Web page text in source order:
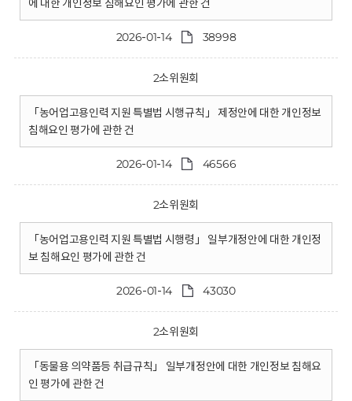
에 대한 개인정보 침해요인 평가에 관한 건
2026-01-14 38998
2소위원회
「농어업고용인력 지원 특별법 시행규칙」 제정안에 대한 개인정보
침해요인 평가에 관한 건
2026-01-14 46566
2소위원회
「농어업고용인력 지원 특별법 시행령」 일부개정안에 대한 개인정
보 침해요인 평가에 관한 건
2026-01-14 43030
2소위원회
「동물용 의약품등 취급규칙」 일부개정안에 대한 개인정보 침해요
인 평가에 관한 건